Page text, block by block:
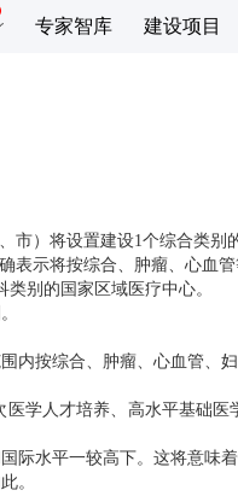
专家智库 建设项目
）将设置建设1个综合类
示将按综合、肿瘤、心血
别的国家区域医疗中心。
按综合、肿瘤、心血管
学人才培养、高水平基础
水平一较高下。这将意味
。